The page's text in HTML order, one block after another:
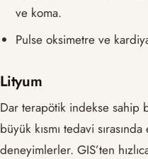
ve koma.
Pulse oksimetre ve
Lityum
Dar terapötik indekse sahip
büyük kısmı tedavi
deneyimlerler. GIS’ten